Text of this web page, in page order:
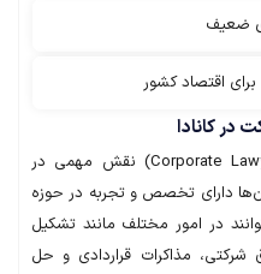
ضعیف
برای اقتصاد کشور
در کانادا
در کانادا، وکلای ثبت شرکت‌ها (Corporate Lawyers) نقش مهمی در
دارای تخصص و تجربه در حوزه
در امور مختلف مانند تشکیل
مذاکرات قراردادی و حل